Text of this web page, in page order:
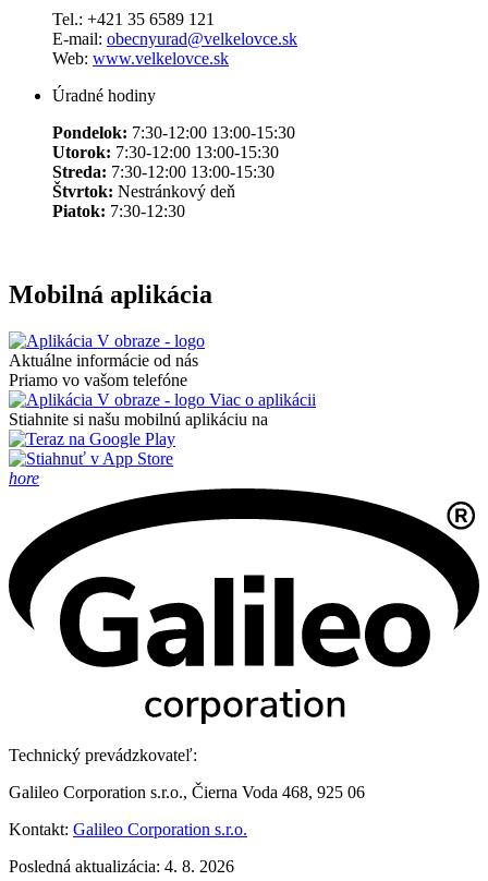
Tel.: +421 35 6589 121
E-mail: obecnyurad@velkelovce.sk
Web: www.velkelovce.sk
Úradné hodiny
Pondelok: 7:30-12:00 13:00-15:30
Utorok: 7:30-12:00 13:00-15:30
Streda: 7:30-12:00 13:00-15:30
Štvrtok: Nestránkový deň
Piatok: 7:30-12:30
Mobilná aplikácia
Aktuálne informácie od nás
Priamo vo vašom telefóne
Viac o aplikácii
Stiahnite si našu mobilnú aplikáciu na
hore
Technický prevádzkovateľ:
Galileo Corporation s.r.o., Čierna Voda 468, 925 06
Kontakt: Galileo Corporation s.r.o.
Posledná aktualizácia: 4. 8. 2026